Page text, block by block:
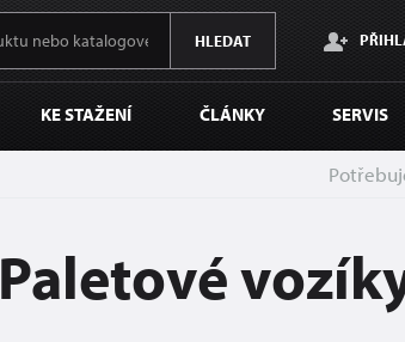
HLEDAT
KE STAŽENÍ ČLÁNKY SERVIS
Paletové